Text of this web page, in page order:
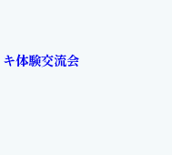
体験交流会